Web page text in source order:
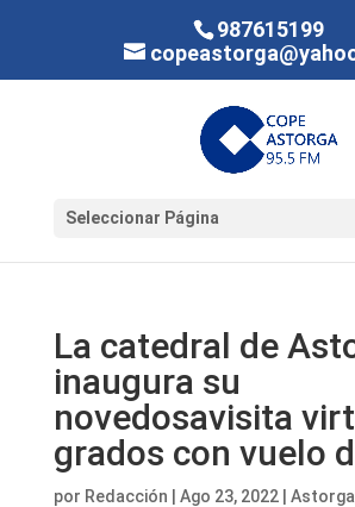
987615199
Seleccionar Página
La catedral de
inaugura su
novedosavisita
grados con vuelo
por Redacción Ago 23, 2022| Astorga